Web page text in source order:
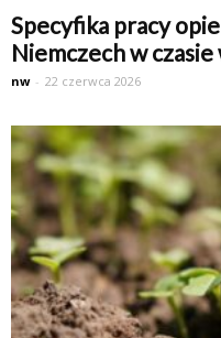
Specyfika pracy
Niemczech w czasie
nw - 22 czerwca 2026